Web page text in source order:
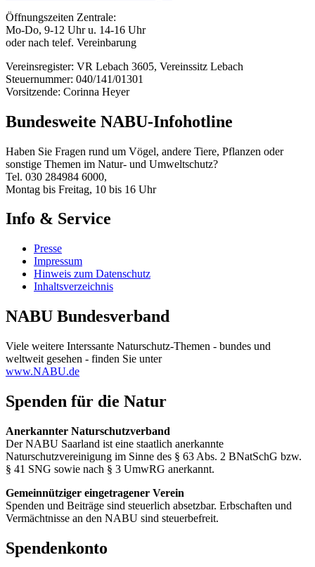
Öffnungszeiten Zentrale:
Mo-Do, 9-12 Uhr u. 14-16 Uhr
oder nach telef. Vereinbarung
Vereinsregister: VR Lebach 3605, Vereinssitz Lebach
Steuernummer: 040/141/01301
Vorsitzende: Corinna Heyer
Bundesweite NABU-Infohotline
Haben Sie Fragen rund um Vögel, andere Tiere, Pflanzen oder
sonstige Themen im Natur- und Umweltschutz?
Tel. 030 284984 6000,
Montag bis Freitag, 10 bis 16 Uhr
Info & Service
Presse
Impressum
Hinweis zum Datenschutz
Inhaltsverzeichnis
NABU Bundesverband
Viele weitere Interssante Naturschutz-Themen - bundes und
weltweit gesehen - finden Sie unter
www.NABU.de
Spenden für die Natur
Anerkannter Naturschutzverband
Der NABU Saarland ist eine staatlich anerkannte
Naturschutzvereinigung im Sinne des § 63 Abs. 2 BNatSchG bzw.
§ 41 SNG sowie nach § 3 UmwRG anerkannt.
Gemeinnütziger eingetragener Verein
Spenden und Beiträge sind steuerlich absetzbar. Erbschaften und
Vermächtnisse an den NABU sind steuerbefreit.
Spendenkonto